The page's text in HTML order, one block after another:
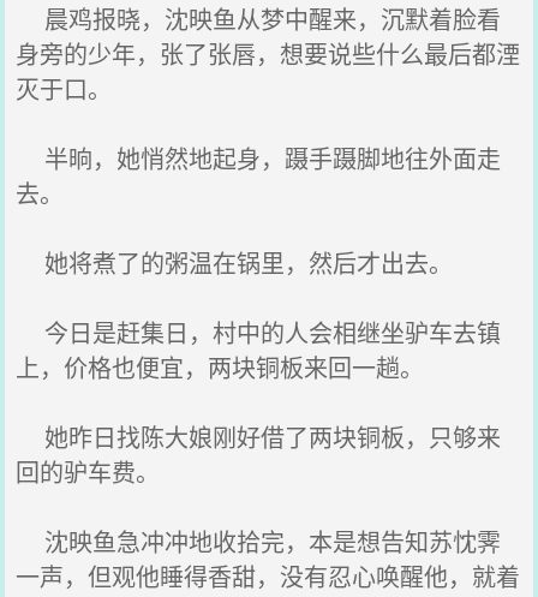
晨鸡报晓，沈映鱼从梦中醒来，沉默着脸看
身旁的少年，张了张唇，想要说些什么最后都湮
灭于口。
半晌，她悄然地起身，蹑手蹑脚地往外面走
去。
她将煮了的粥温在锅里，然后才出去。
今日是赶集日，村中的人会相继坐驴车去镇
上，价格也便宜，两块铜板来回一趟。
她昨日找陈大娘刚好借了两块铜板，只够来
回的驴车费。
沈映鱼急冲冲地收拾完，本是想告知苏忱霁
一声，但观他睡得香甜，没有忍心唤醒他，就着